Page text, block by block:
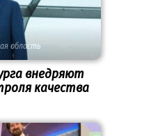
область
внедряют
качества